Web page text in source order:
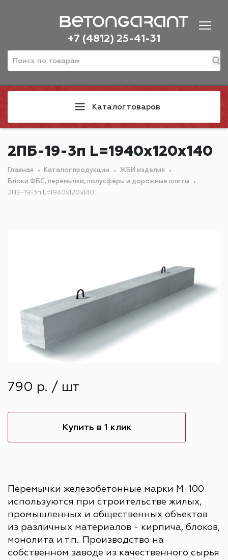
+7 (4812) 25-41-31
Каталог товаров
2ПБ-19-3п L=1940х120х140
Главная Каталог продукции
ЖБИ изделия
Блоки ФБС, перемычки, полусферы и дорожные плиты
2ПБ-19-3п L=1940х120х140
790 р. / шт
Купить в 1 клик
Перемычки железобетонные марки М-100
используются при строительстве жилых,
промышленных и общественных объектов
из различных материалов - кирпича, блоков,
монолита и т.п.. Производство на
собственном заводе из качественного сырья